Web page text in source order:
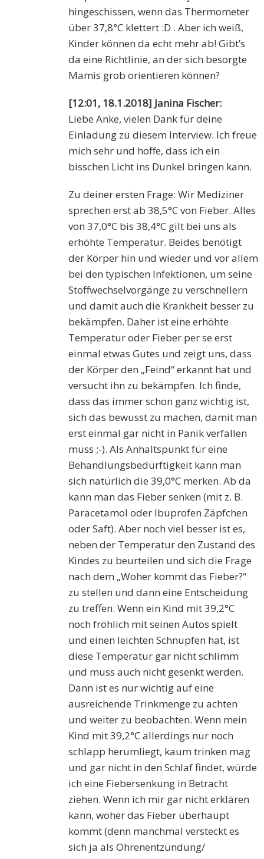
hingeschissen, wenn das Thermometer
über 37,8°C klettert :D . Aber ich weiß,
Kinder können da echt mehr ab! Gibt’s
da eine Richtlinie, an der sich besorgte
Mamis grob orientieren können?
[12:01, 18.1.2018] Janina Fischer:
Liebe Anke, vielen Dank für deine
Einladung zu diesem Interview. Ich freue
mich sehr und hoffe, dass ich ein
bisschen Licht ins Dunkel bringen kann.
Zu deiner ersten Frage: Wir Mediziner
sprechen erst ab 38,5°C von Fieber. Alles
von 37,0°C bis 38,4°C gilt bei uns als
erhöhte Temperatur. Beides benötigt
der Körper hin und wieder und vor allem
bei den typischen Infektionen, um seine
Stoffwechselvorgänge zu verschnellern
und damit auch die Krankheit besser zu
bekämpfen. Daher ist eine erhöhte
Temperatur oder Fieber per se erst
einmal etwas Gutes und zeigt uns, dass
der Körper den „Feind“ erkannt hat und
versucht ihn zu bekämpfen. Ich finde,
dass das immer schon ganz wichtig ist,
sich das bewusst zu machen, damit man
erst einmal gar nicht in Panik verfallen
muss ;-). Als Anhaltspunkt für eine
Behandlungsbedürftigkeit kann man
sich natürlich die 39,0°C merken. Ab da
kann man das Fieber senken (mit z. B.
Paracetamol oder Ibuprofen Zäpfchen
oder Saft). Aber noch viel besser ist es,
neben der Temperatur den Zustand des
Kindes zu beurteilen und sich die Frage
nach dem „Woher kommt das Fieber?“
zu stellen und dann eine Entscheidung
zu treffen. Wenn ein Kind mit 39,2°C
noch fröhlich mit seinen Autos spielt
und einen leichten Schnupfen hat, ist
diese Temperatur gar nicht schlimm
und muss auch nicht gesenkt werden.
Dann ist es nur wichtig auf eine
ausreichende Trinkmenge zu achten
und weiter zu beobachten. Wenn mein
Kind mit 39,2°C allerdings nur noch
schlapp herumliegt, kaum trinken mag
und gar nicht in den Schlaf findet, würde
ich eine Fiebersenkung in Betracht
ziehen. Wenn ich mir gar nicht erklären
kann, woher das Fieber überhaupt
kommt (denn manchmal versteckt es
sich ja als Ohrenentzündung/